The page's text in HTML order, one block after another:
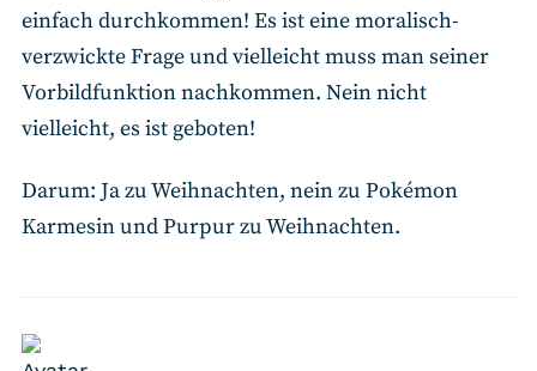
einfach durchkommen! Es ist eine moralisch-
verzwickte Frage und vielleicht muss man seiner
Vorbildfunktion nachkommen. Nein nicht
vielleicht, es ist geboten!
Darum: Ja zu Weihnachten, nein zu Pokémon
Karmesin und Purpur zu Weihnachten.